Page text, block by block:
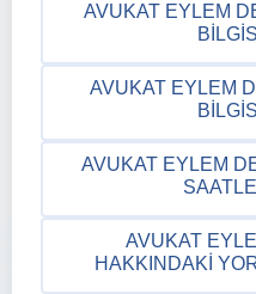
AVUKAT EYLEM
AVUKAT EYLEM
AVUKAT EYLEM
AVUKAT
HAKKINDAKI